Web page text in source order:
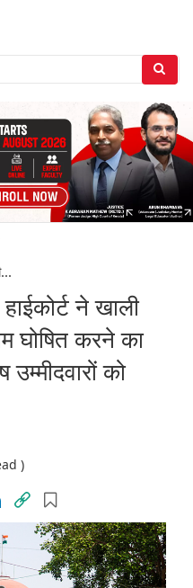
ने खाली
घोषित करने का
उम्मीदवारों को
)